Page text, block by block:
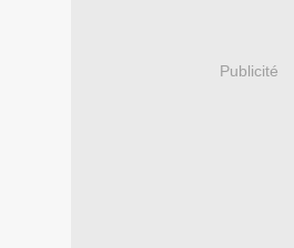
Publicité